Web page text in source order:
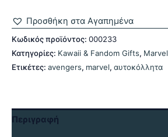
Marvel
-
300
τεμάχια
ποσότητα
Προσθήκη στα Αγαπημένα
Κωδικός προϊόντος: 000233
Κατηγορίες: Kawaii & Fandom Gifts, Marvel
Ετικέτες: avengers, marvel, αυτοκόλλητα
Περιγραφή